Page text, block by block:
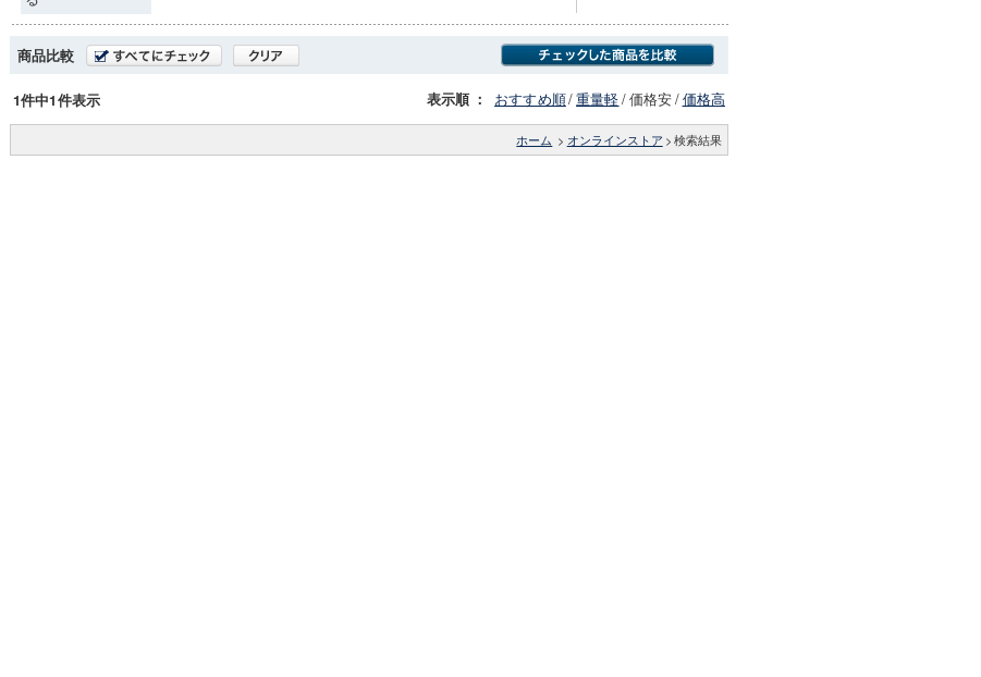
商品比較
1件中1件表示 表示順 ： おすすめ順/重量軽/価格安/価格高
ホーム > オンラインストア > 検索結果